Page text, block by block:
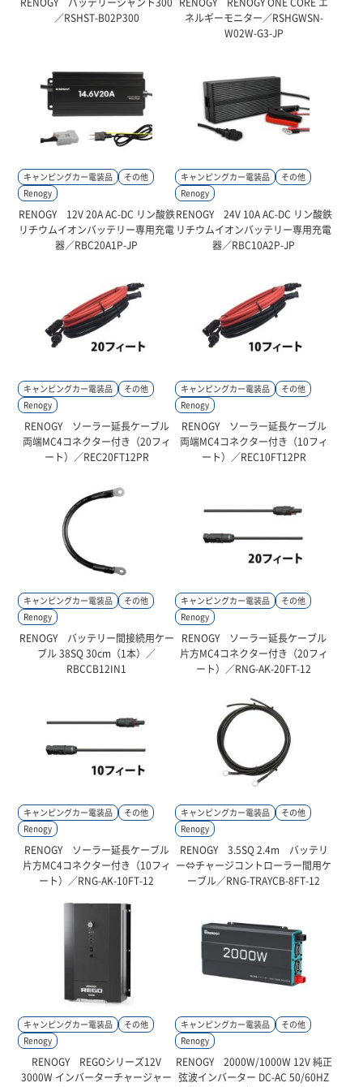
／RSHST-B02P300
ネルギーモニター／RSHGWSN-
W02W-G3-JP
キャンピングカー電装品
その他
Renogy
RENOGY 12V 20A AC-DC リン酸鉄
リチウムイオンバッテリー専用充電
器／RBC20A1P-JP
キャンピングカー電装品
その他
Renogy
RENOGY 24V 10A AC-DC リン酸鉄
リチウムイオンバッテリー専用充電
器／RBC10A2P-JP
キャンピングカー電装品
その他
Renogy
RENOGY ソーラー延長ケーブル
両端MC4コネクター付き（20フィ
ート）／REC20FT12PR
キャンピングカー電装品
その他
Renogy
RENOGY ソーラー延長ケーブル
両端MC4コネクター付き（10フィ
ート）／REC10FT12PR
キャンピングカー電装品
その他
Renogy
RENOGY バッテリー間接続用ケー
ブル 38SQ 30cm（1本）／
RBCCB12IN1
キャンピングカー電装品
その他
Renogy
RENOGY ソーラー延長ケーブル
片方MC4コネクター付き（20フィ
ート）／RNG-AK-20FT-12
キャンピングカー電装品
その他
Renogy
RENOGY ソーラー延長ケーブル
片方MC4コネクター付き（10フィ
ート）／RNG-AK-10FT-12
キャンピングカー電装品
その他
Renogy
RENOGY 3.5SQ 2.4m バッテリ
ー⇔チャージコントローラー間用ケ
ーブル／RNG-TRAYCB-8FT-12
キャンピングカー電装品
その他
Renogy
RENOGY REGOシリーズ12V
3000W インバーターチャージャー
キャンピングカー電装品
その他
Renogy
RENOGY 2000W/1000W 12V 純正
弦波インバーター DC-AC 50/60HZ